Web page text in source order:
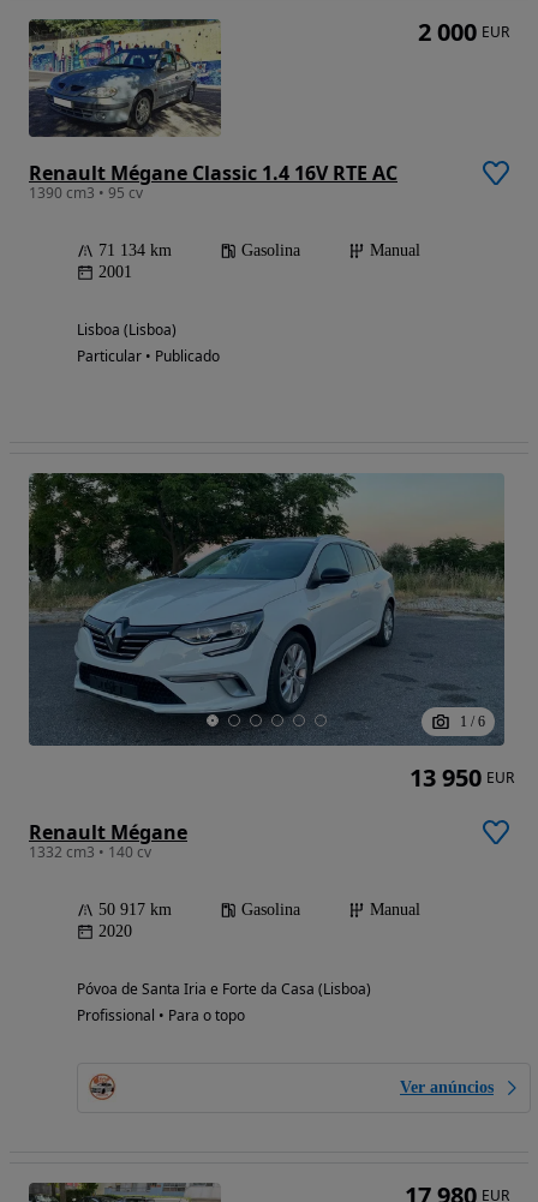
Renault Mégane Classic 1.4 16V RTE AC
1390 cm3 • 95 cv
71 134 km Gasolina
Manual
2001
Lisboa (Lisboa)
Particular • Publicado
2 000 EUR
1 / 6
Renault Mégane
1332 cm3 • 140 cv
50 917 km Gasolina
Manual
2020
Póvoa de Santa Iria e Forte da Casa (Lisboa)
Profissional • Para o topo
Ver anúncios
13 950 EUR
17 980 EUR